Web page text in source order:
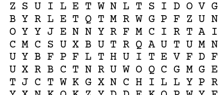
Z S U I L E T W N L T S I D O V G
B Y R L E T Q T M R W G P F Z U N
O Y Y J E N N Y R F M C I R T A I
C M C S U X B U T R Q A U T U M N
U Y B F P F L T H U I T E V F D F
U X R B C T N R U W O Q C G M G E
T J C T W K G X N C H I L L Y P R